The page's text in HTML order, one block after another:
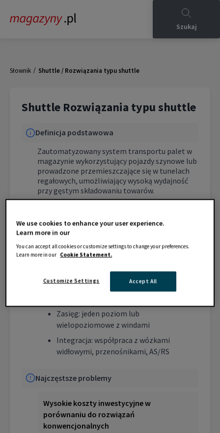
Szukaj
Słownik / Shuttle / Rozwiązania typu shuttle
Shuttle Rozwiązania typu shuttle
Definicja podstawowa
Zautomatyzowany system transportu palet w
magazynie wykorzystujący pojazdy szynowe lub
prowadzone przemieszczające się w tunelach
regałowych, umożliwiający wysoką wydajność
przy gęstym składowaniu towarów.
Typy: shuttle semi-automatyczne, w pełni
automatyczne, wielopoziomowe
Wydajność: 100-400 palet/godzinę w
zależności od konfiguracji
Sterowanie: systemy WMS, terminale
Zasięg: jeden poziom lub
wielopoziomowe z windami
Integracja: współpraca z wózkami
widłowymi, przenośnikami, AS/RS
Najczęstsze problemy
Wysokie koszty inwestycyjne w
porównaniu do rozwiązań
konwencjonalnych
We use cookies to enhance your user experience.
Learn more in our
You can accept all cookies or customize settings to change your preferences.
Learn more in our Cookie Statement.
Accept All
Customize Settings